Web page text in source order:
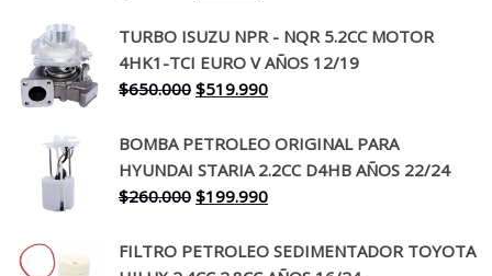
original
era:
$130.000.
actual
es:
$94.990.
TURBO ISUZU NPR - NQR 5.2CC MOTOR
4HK1-TCI EURO V AÑOS 12/19
$650.000 El
original
era:
$650.000.
$519.990El
actual
es:
$519.990.
BOMBA PETROLEO ORIGINAL PARA
HYUNDAI STARIA 2.2CC D4HB AÑOS 22/24
$260.000 El
original
$199.990El
actual
FILTRO PETROLEO SEDIMENTADOR TOYOTA